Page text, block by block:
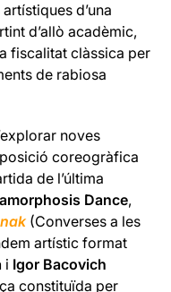
d’una
d’allò acadèmic,
fiscalitat clàssica per
de rabiosa
noves
coreogràfica
de l’última
Dance,
(Converses a les
artístic format
i Igor Bacovich
constituïda per